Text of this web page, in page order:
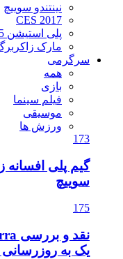
نینتندو سوییچ
CES 2017
پلی استیشن 5
مارک
سرگرمی
همه
بازی
فیلم سینما
موسیقی
ورزش ها
173
گیم پلی افسانه
سوییچ
175
یک به